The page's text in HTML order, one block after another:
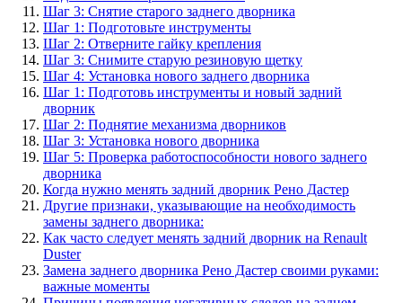
Шаг 3: Снятие старого заднего дворника
Шаг 1: Подготовьте инструменты
Шаг 2: Отверните гайку крепления
Шаг 3: Снимите старую резиновую щетку
Шаг 4: Установка нового заднего дворника
Шаг 1: Подготовь инструменты и новый задний
дворник
Шаг 2: Поднятие механизма дворников
Шаг 3: Установка нового дворника
Шаг 5: Проверка работоспособности нового заднего
дворника
Когда нужно менять задний дворник Рено Дастер
Другие признаки, указывающие на необходимость
замены заднего дворника:
Как часто следует менять задний дворник на Renault
Duster
Замена заднего дворника Рено Дастер своими руками:
важные моменты